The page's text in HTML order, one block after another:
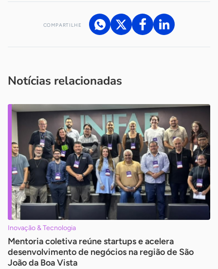
COMPARTILHE
Notícias relacionadas
Inovação & Tecnologia
Mentoria coletiva reúne startups e acelera
desenvolvimento de negócios na região de São
João da Boa Vista